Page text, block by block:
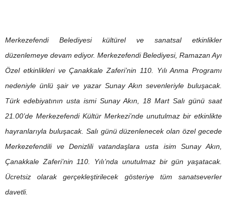
Merkezefendi Belediyesi kültürel ve sanatsal etkinlikler
düzenlemeye devam ediyor. Merkezefendi Belediyesi, Ramazan Ayı
Özel etkinlikleri ve Çanakkale Zaferi’nin 110. Yılı Anma Programı
nedeniyle ünlü şair ve yazar Sunay Akın sevenleriyle buluşacak.
Türk edebiyatının usta ismi Sunay Akın, 18 Mart Salı günü saat
21.00’de Merkezefendi Kültür Merkezi’nde unutulmaz bir etkinlikte
hayranlarıyla buluşacak. Salı günü düzenlenecek olan özel gecede
Merkezefendili ve Denizlili vatandaşlara usta isim Sunay Akın,
Çanakkale Zaferi’nin 110. Yılı’nda unutulmaz bir gün yaşatacak.
Ücretsiz olarak gerçekleştirilecek gösteriye tüm sanatseverler
davetli.